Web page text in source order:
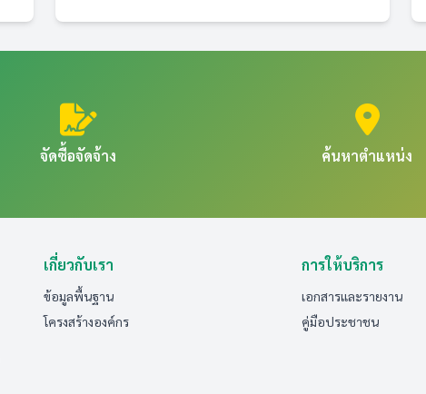
จัดซื้อจัดจ้าง ค้นหาตำแหน่ง
เกี่ยวกับเรา
ข้อมูลพื้นฐาน
โครงสร้างองค์กร
การให้บริการ
เอกสารและรายงาน
คู่มือประชาชน